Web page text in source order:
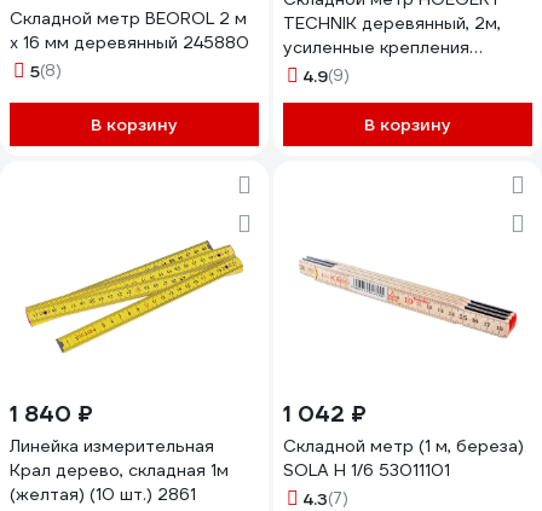
Складной метр BEOROL 2 м
х 16 мм деревянный 245880
5(8)
В корзину
TECHNIK деревянный, 2м,
усиленные крепления
HT4M262
4.9(9)
В корзину
1 840 ₽
Линейка измерительная
Крал дерево, складная 1м
(желтая) (10 шт.) 2861
1 042 ₽
Складной метр (1 м, береза)
SOLA H 1/6 53011101
4.3(7)